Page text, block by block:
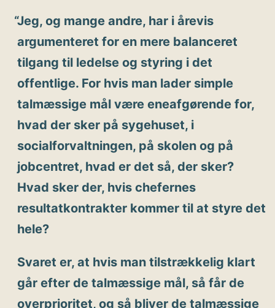
Jeg, og mange andre, har i årevis
argumenteret for en mere balanceret
tilgang til ledelse og styring i det
offentlige. For hvis man lader simple
talmæssige mål være eneafgørende for,
hvad der sker på sygehuset, i
socialforvaltningen, på skolen og på
jobcentret, hvad er det så, der sker?
Hvad sker der, hvis chefernes
resultatkontrakter kommer til at styre det
hele?
Svaret er, at hvis man tilstrækkelig klart
går efter de talmæssige mål, så får de
overprioritet, og så bliver de talmæssige